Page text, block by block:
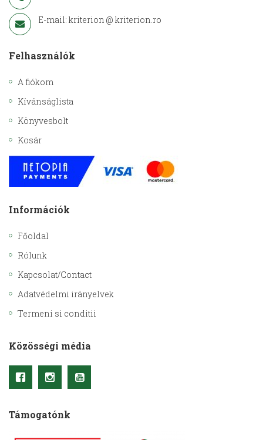
E-mail: kriterion @ kriterion.ro
Felhasználók
A fiókom
Kívánságlista
Könyvesbolt
Kosár
Információk
Főoldal
Rólunk
Kapcsolat/Contact
Adatvédelmi irányelvek
Termeni si conditii
Közösségi média
Támogatónk